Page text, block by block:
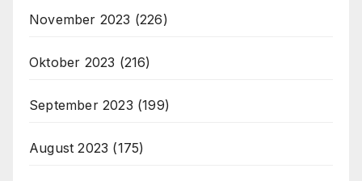
November 2023 (226)
Oktober 2023 (216)
September 2023 (199)
August 2023 (175)